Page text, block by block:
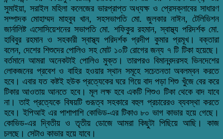
সুমাইয়া, সরাইল মহিলা কলেজের ভারপ্রাপ্ত অধ্যক্ষ ও প্রেসক্লাবের সাধারণ
সম্পাদক মোহাম্মদ মাহবুব খান, সহসভাপতি মো. জুলকার নাঈন, টেলিভিশন
জার্নালিষ্ট এসোসিয়েশনের সভাপতি মো. শফিকুর রহমান, স্বাস্থ্য পরিদর্শক মো.
হাবিবুর রহমান ও সহকারী স্বাস্থ্য পরিদর্শক প্রদীপ কুমার প্রমূখ। বক্তারা
বলেন, দেশের শিশুদের পোলিও সহ মোট ১০টি রোগের জন্য ৭ টি টিকা হয়েছে।
বর্তমানে আমরা অনেকটাই পোলিও মুক্ত। তারপরও বিমানবন্দরসহ ভিনদেশের
লোকজনের প্রবেশ ও বাহির হওয়ার স্থান সমূহে সচেতনতা অবলম্বন করতে
হবে। এবার যত কষ্টই হউক প্রত্যেকের ঘরে গিয়ে বাদ পড়া শিশু খুঁজে বের করে
টিকার আওতায় আনতে হবে। মূল লক্ষ হবে একটি শিশুও টিকা থেকে বাদ যাবে
না। তাই প্রত্যেকে বিষয়টি গুরূত্ব সহকারে বহুল প্রচারেরও ব্যবস্থা করতে
হবে। ইপিআই এর পাশাপাশি কোভিড-এর টিকাও ৮০ ভাগ কাভার হয়ে গেছে।
কোভিড-এর দ্বিতীয় ও তৃতীয় ডোজে আমরা কিছুটা পিছিয়ে আছি। কাজ
চলছে। সেটাও কাভার হয়ে যাবে।